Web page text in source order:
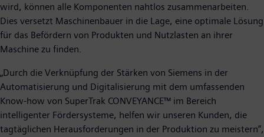
wird, können alle Komponenten nahtlos zusammenarbeiten.
Dies versetzt Maschinenbauer in die Lage, eine optimale Lösung
für das Befördern von Produkten und Nutzlasten an ihrer
Maschine zu finden.
„Durch die Verknüpfung der Stärken von Siemens in der
Automatisierung und Digitalisierung mit dem umfassenden
Know-how von SuperTrak CONVEYANCE™ im Bereich
intelligenter Fördersysteme, helfen wir unseren Kunden, die
tagtäglichen Herausforderungen in der Produktion zu meistern“,